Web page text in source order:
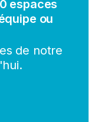
espaces
ou
de notre